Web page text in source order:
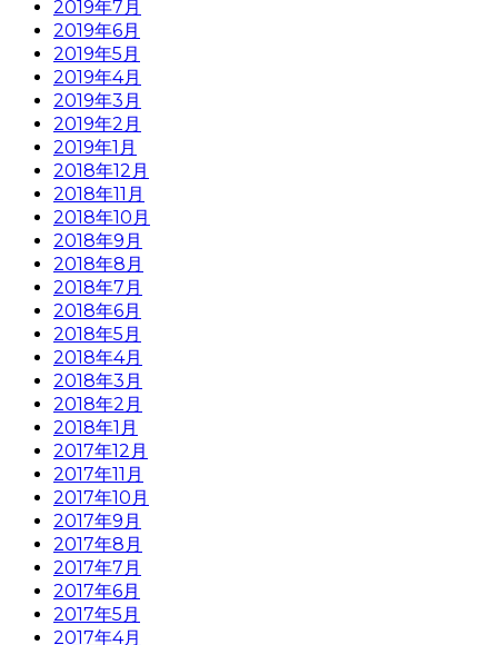
2019年7月
2019年6月
2019年5月
2019年4月
2019年3月
2019年2月
2019年1月
2018年12月
2018年11月
2018年10月
2018年9月
2018年8月
2018年7月
2018年6月
2018年5月
2018年4月
2018年3月
2018年2月
2018年1月
2017年12月
2017年11月
2017年10月
2017年9月
2017年8月
2017年7月
2017年6月
2017年5月
2017年4月